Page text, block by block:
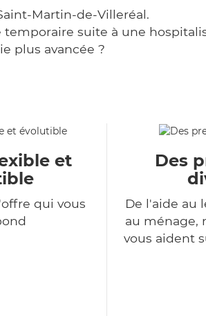
Martin-de-Villeréal.
suite à une
plus avancée ?
et
qui vous
Des
De l'aide au
au ménage,
vous aident